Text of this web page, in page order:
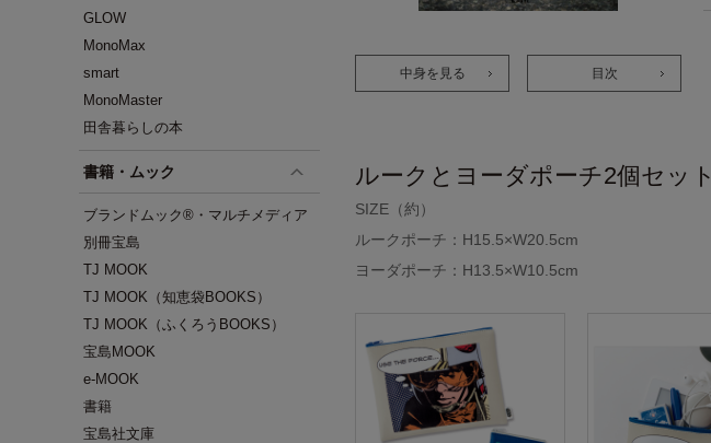
GLOW
MonoMax
smart
MonoMaster
田舎暮らしの本
書籍・ムック
ブランドムック®・マルチメディア
別冊宝島
TJ MOOK
TJ MOOK（知恵袋BOOKS）
TJ MOOK（ふくろうBOOKS）
宝島MOOK
e-MOOK
書籍
宝島社文庫
中身を見る 目次
ルークとヨーダポーチ2個セット
SIZE（約）
ルークポーチ：H15.5×W20.5cm
ヨーダポーチ：H13.5×W10.5cm